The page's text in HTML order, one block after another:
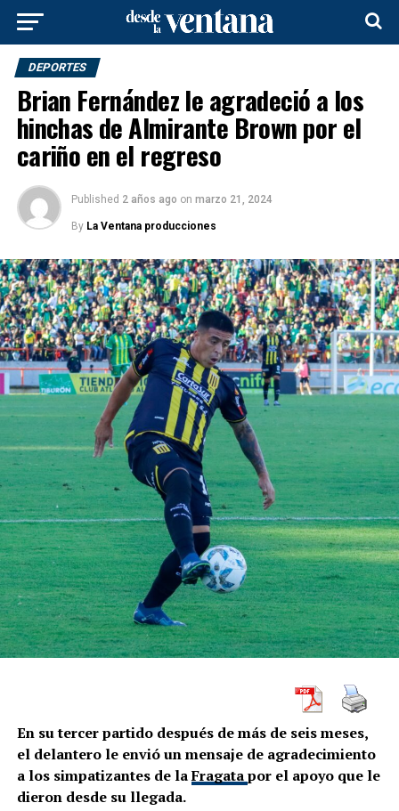
DEPORTES
Brian Fernández le agradeció a los
hinchas de Almirante Brown por el
cariño en el regreso
Published 2 años ago on marzo 21, 2024
By La Ventana producciones
En su tercer partido después de más de seis meses,
el delantero le envió un mensaje de agradecimiento
a los simpatizantes de laFragatapor el apoyo que le
dieron desde su llegada.